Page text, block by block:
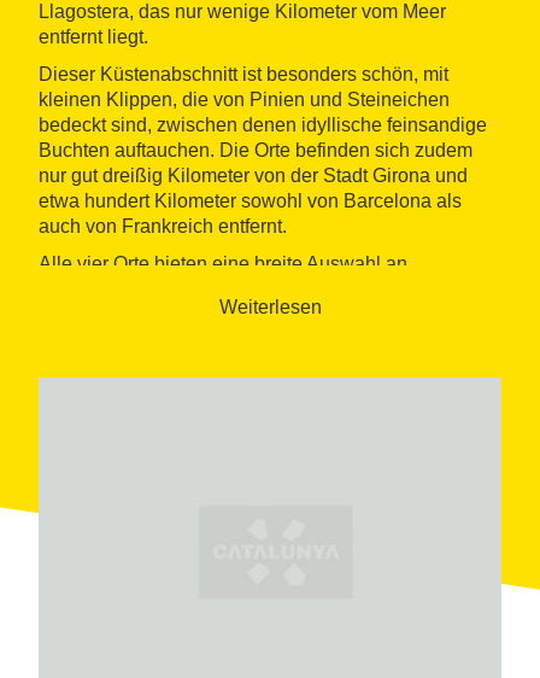
Llagostera, das nur wenige Kilometer vom Meer
entfernt liegt.
Dieser Küstenabschnitt ist besonders schön, mit
kleinen Klippen, die von Pinien und Steineichen
bedeckt sind, zwischen denen idyllische feinsandige
Buchten auftauchen. Die Orte befinden sich zudem
nur gut dreißig Kilometer von der Stadt Girona und
etwa hundert Kilometer sowohl von Barcelona als
auch von Frankreich entfernt.
Alle vier Orte bieten eine breite Auswahl an
Unternehmen und Segelclubs, bei denen man
Weiterlesen